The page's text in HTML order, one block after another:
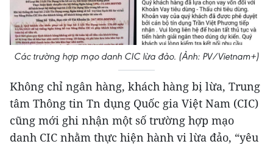
Các trường hợp mạo danh CIC lừa đảo. (Ảnh: PV/Vietnam+)
Không chỉ ngân hàng, khách hàng bị lừa, Trung
tâm Thông tin Tn dụng Quốc gia Việt Nam (CIC)
cũng mới ghi nhận một số trường hợp mạo
danh CIC nhằm thực hiện hành vi lừa đảo, “yêu